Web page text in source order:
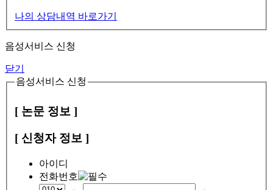
나의 상담내역 바로가기
음성서비스 신청
닫기
음성서비스 신청
[ 논문 정보 ]
[ 신청자 정보 ]
아이디
전화번호